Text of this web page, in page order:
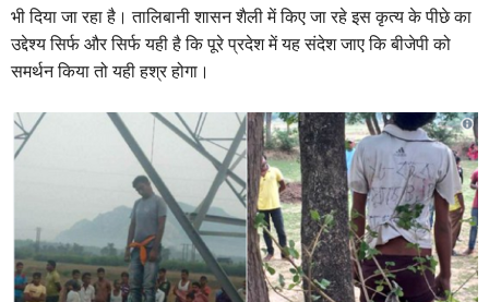
भी दिया जा रहा है। तालिबानी शासन शैली में किए जा रहे इस कृत्य के पीछे का
उद्देश्य सिर्फ और सिर्फ यही है कि पूरे प्रदेश में यह संदेश जाए कि बीजेपी को
समर्थन किया तो यही हश्र होगा।